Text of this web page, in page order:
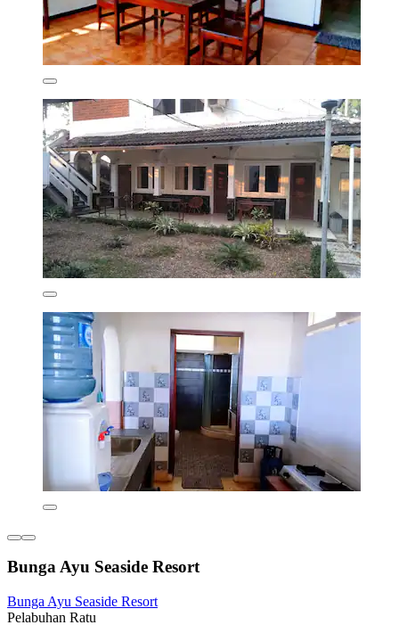
Bunga Ayu Seaside Resort
Bunga Ayu Seaside Resort
Pelabuhan Ratu